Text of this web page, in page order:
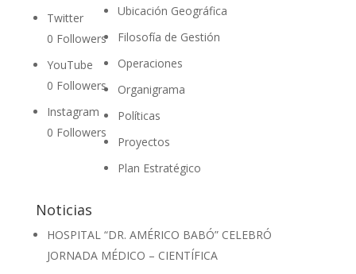
Twitter
0 Followers
YouTube
0 Followers
Instagram
0 Followers
Ubicación Geográfica
Filosofía de Gestión
Operaciones
Organigrama
Políticas
Proyectos
Plan Estratégico
Noticias
HOSPITAL “DR. AMÉRICO BABÓ” CELEBRÓ
JORNADA MÉDICO – CIENTÍFICA